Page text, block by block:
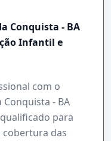
Conquista - BA
Infantil e
com o
- BA
para
cobertura das